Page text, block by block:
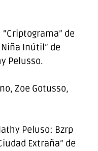
“Criptograma” de
Inútil” de
Pelusso.
Zoe Gotusso,
Peluso: Bzrp
Extraña” de